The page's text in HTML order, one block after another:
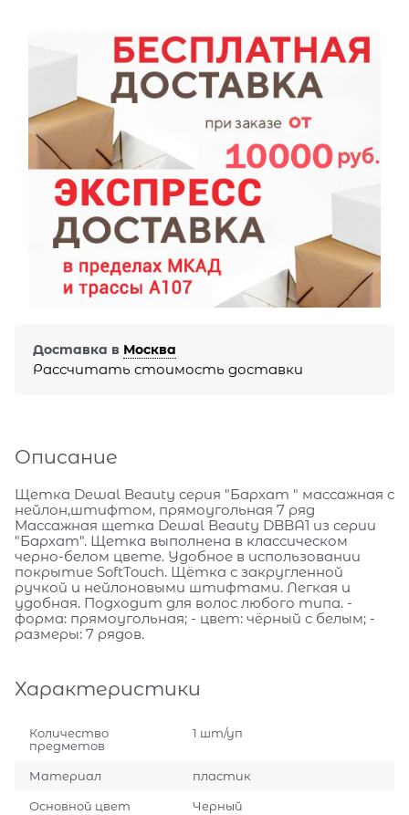
Доставка в Москва
Рассчитать стоимость доставки
Описание
Щетка Dewal Beauty серия "Бархат " массажная с
нейлон,штифтом, прямоугольная 7 ряд
Массажная щетка Dewal Beauty DBBA1 из серии
"Бархат". Щетка выполнена в классическом
черно-белом цвете. Удобное в использовании
покрытие SoftTouch. Щётка с закругленной
ручкой и нейлоновыми штифтами. Легкая и
удобная. Подходит для волос любого типа. -
форма: прямоугольная; - цвет: чёрный с белым; -
размеры: 7 рядов.
Характеристики
Количество
предметов
1 шт/уп
Материал пластик
Основной цвет Черный